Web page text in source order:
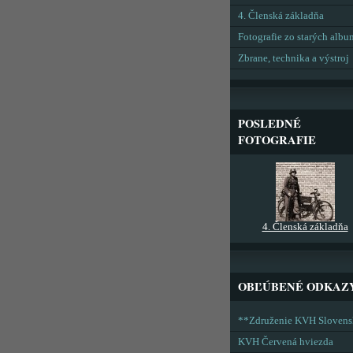
4. Členská základňa
Fotografie zo starých
Zbrane, technika a výstroj
POSLEDNÉ
FOTOGRAFIE
4. Členská základňa
OBĽÚBENÉ
**Združenie KVH
KVH Červená hviezda